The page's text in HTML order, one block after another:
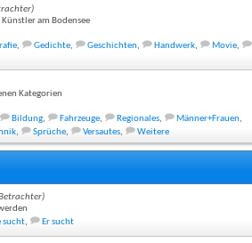
am Bodensee
, Gedichte, Geschichten, Handwerk, Movie,
Kategorien
Bildung, Fahrzeuge, Regionales, Männer+Frauen,
, Sprüche, Versautes, Weitere
sucht, Er sucht